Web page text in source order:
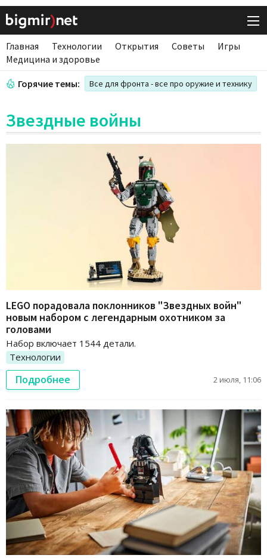
Главная Технологии Открытия Советы
Игры
Медицина и здоровье
Горячие темы: Все для фронта - все про оружие и технику
Звездные войны
LEGO порадовала поклонников "Звездных войн"
новым набором с легендарным охотником за
головами
Набор включает 1544 детали.
Технологии
Подробнее 2 июля, 11:06